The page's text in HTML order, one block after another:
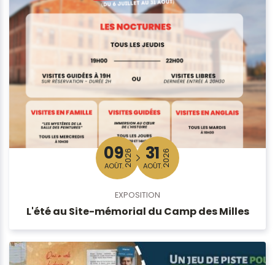
09
AOÛT.2026 31
AOÛT.2026
EXPOSITION
L'été au Site-mémorial du Camp des Milles